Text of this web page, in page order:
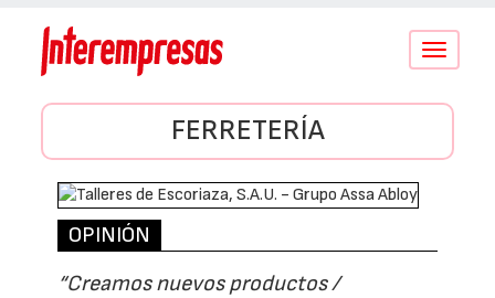
Conmutar
FERRETERÍA
OPINIÓN
“Creamos nuevos productos /